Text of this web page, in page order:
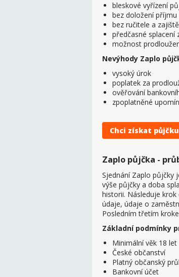
bleskové vyřízení
bez doložení příjmu
bez ručitele a
předčasné splacení
možnost
Nevýhody Zaplo
vysoký úrok
poplatek za
ověřování
zpoplatněné
Chci získat
Zaplo půjčka -
Sjednání Zaplo půjčky
výše půjčky a doba
historii. Následuje
údaje, údaje o
Posledním třetím
Základní podmínky
Minimální věk 18 let
České občanství
Platný občanský
Bankovní účet